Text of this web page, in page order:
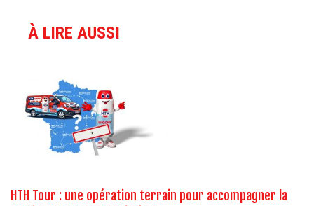
À LIRE AUSSI
HTH Tour : une opération terrain pour accompagner la